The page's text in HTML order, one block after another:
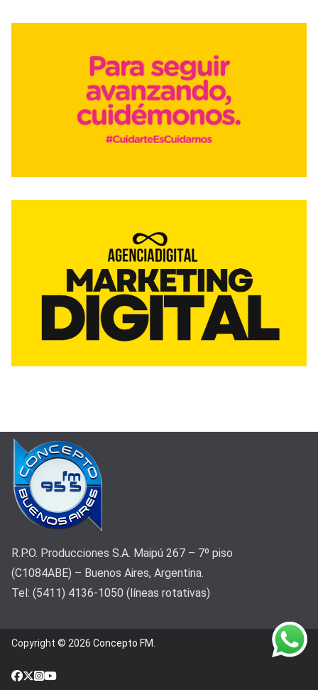
R.P.O. Producciones S.A. Maipú 267 – 7º piso
(C1084ABE) – Buenos Aires, Argentina.
Tel: (5411) 4136-1050 (líneas rotativas)
Copyright © 2026 Concepto FM